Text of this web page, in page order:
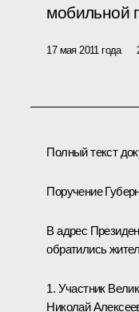
мобильной
17 мая 2011 года
Полный текст
Поручение
В адрес
обратились
1. Участник
Николай